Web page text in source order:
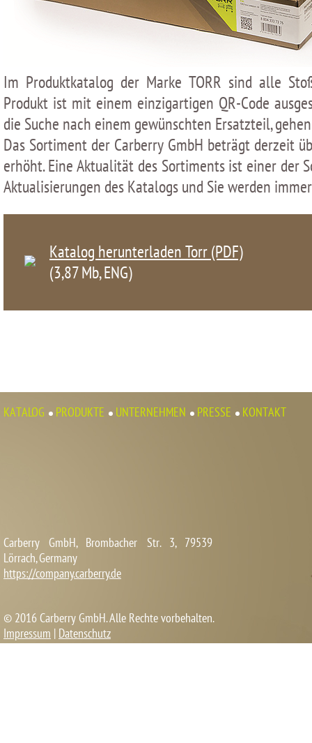
Im Produktkatalog der Marke TORR sind alle
Produkt ist mit einem einzigartigen QR-Code
die Suche nach einem gewünschten Ersatzteil,
Das Sortiment der Carberry GmbH beträgt derzeit
erhöht. Eine Aktualität des Sortiments ist einer der
Aktualisierungen des Katalogs und Sie werden
Katalog herunterladen Torr (PDF)
(3,87 Мb, ENG)
KATALOG PRODUKTE UNTERNEHMEN PRESSE KONTAKT
Carberry GmbH, Brombacher Str. 3, 79539
Lörrach, Germany
https://company.carberry.de
© 2016 Carberry GmbH. Alle Rechte vorbehalten.
Impressum | Datenschutz